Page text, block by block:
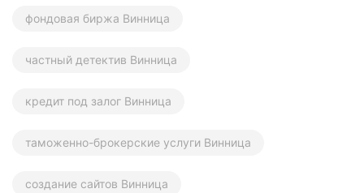
фондовая биржа Винница
частный детектив Винница
кредит под залог Винница
таможенно-брокерские услуги Винница
создание сайтов Винница